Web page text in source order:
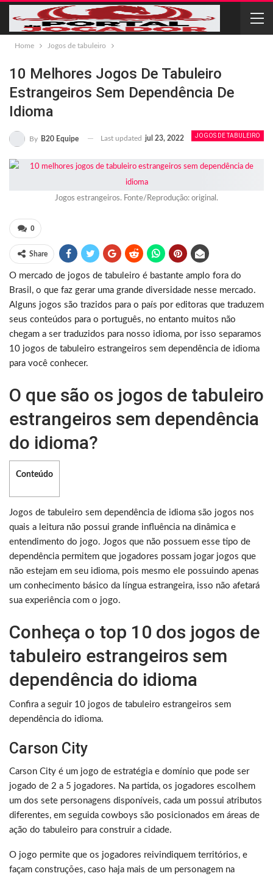
Home Jogos de tabuleiro
10 Melhores Jogos De Tabuleiro
Estrangeiros Sem Dependência De
Idioma
JOGOS DE TABULEIRO
By B20 Equipe Last updated jul 23, 2022
Jogos estrangeiros. Fonte/Reprodução: original.
0
Share
O mercado de jogos de tabuleiro é bastante amplo fora do
Brasil, o que faz gerar uma grande diversidade nesse mercado.
Alguns jogos são trazidos para o país por editoras que traduzem
seus conteúdos para o português, no entanto muitos não
chegam a ser traduzidos para nosso idioma, por isso separamos
10 jogos de tabuleiro estrangeiros sem dependência de idioma
para você conhecer.
O que são os jogos de tabuleiro
estrangeiros sem dependência
do idioma?
Conteúdo
Jogos de tabuleiro sem dependência de idioma são jogos nos
quais a leitura não possui grande influência na dinâmica e
entendimento do jogo. Jogos que não possuem esse tipo de
dependência permitem que jogadores possam jogar jogos que
não estejam em seu idioma, pois mesmo ele possuindo apenas
um conhecimento básico da língua estrangeira, isso não afetará
sua experiência com o jogo.
Conheça o top 10 dos jogos de
tabuleiro estrangeiros sem
dependência do idioma
Confira a seguir 10 jogos de tabuleiro estrangeiros sem
dependência do idioma.
Carson City
Carson City é um jogo de estratégia e domínio que pode ser
jogado de 2 a 5 jogadores. Na partida, os jogadores escolhem
um dos sete personagens disponíveis, cada um possui atributos
diferentes, em seguida cowboys são posicionados em áreas de
ação do tabuleiro para construir a cidade.
O jogo permite que os jogadores reivindiquem territórios, e
façam construções, caso haja mais de um personagem na